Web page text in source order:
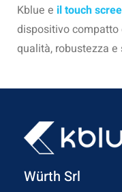
Kblue e il touch
dispositivo
qualità, robustezza e
Würth Srl